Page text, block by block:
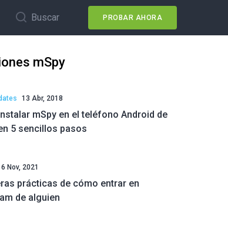
Buscar PROBAR AHORA
mSpy
13 Abr, 2018
mSpy en el teléfono Android de
5 sencillos pasos
Nov, 2021
prácticas de cómo entrar en
de alguien